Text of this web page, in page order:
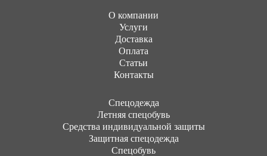
О компании
Услуги
Доставка
Оплата
Статьи
Контакты
Cпецодежда
Летняя спецобувь
Средства индивидуальной защиты
Защитная спецодежда
Спецобувь